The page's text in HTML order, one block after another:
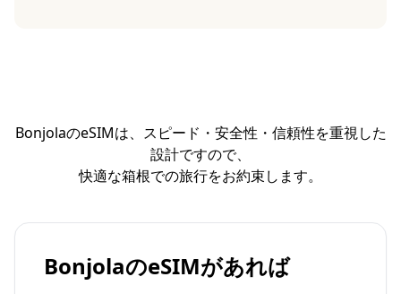
BonjolaのeSIMは、スピード・安全性・信頼性を重視した
設計ですので、
快適な箱根での旅行をお約束します。
BonjolaのeSIMがあれば